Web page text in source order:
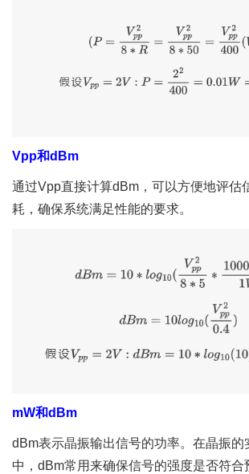
Vpp和dBm
通过Vpp直接计算dBm，可以方便地评估
耗，确保系统满足性能的要求。
mW和dBm
dBm表示晶振输出信号的功率。在晶振的
中，dBm常用来确保信号的强度是否符合